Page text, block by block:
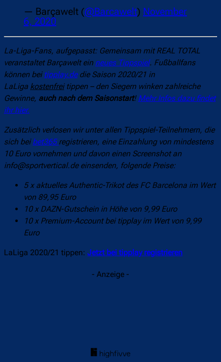
— Barçawelt (@Barcawelt) November
6, 2020
La-Liga-Fans, aufgepasst: Gemeinsam mit REAL TOTAL
veranstaltet Barçawelt ein neues Tippspiel. Fußballfans
können bei tipplay.dedie Saison 2020/21 in
LaLiga kostenfreitippen – den Siegern winken zahlreiche
Gewinne, auch nach dem Saisonstart! Mehr Infos dazu findet
ihr hier.
Zusätzlich verlosen wir unter allen Tippspiel-Teilnehmern, die
sich beibet365registrieren, eine Einzahlung von mindestens
10 Euro vornehmen und davon einen Screenshot an
info@sportvertical.de einsenden, folgende Preise:
5 x aktuelles Authentic-Trikot des FC Barcelona im Wert
von 89,95 Euro
10 x DAZN-Gutschein in Höhe von 9,99 Euro
10 x Premium-Account bei tipplay im Wert von 9,99
Euro
LaLiga 2020/21 tippen: Jetzt bei tipplay registrieren
- Anzeige -